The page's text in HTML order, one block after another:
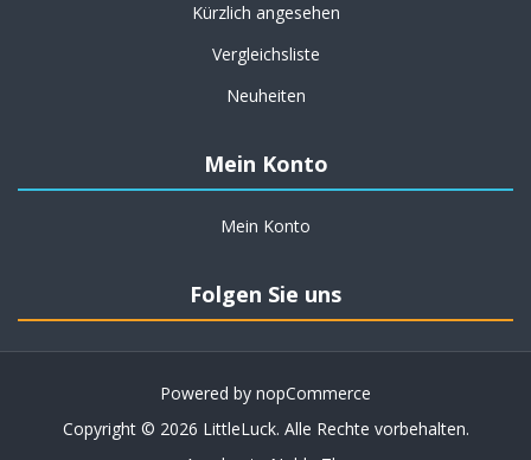
Kürzlich angesehen
Vergleichsliste
Neuheiten
Mein Konto
Mein Konto
Folgen Sie uns
Powered by nopCommerce
Copyright © 2026 LittleLuck. Alle Rechte vorbehalten.